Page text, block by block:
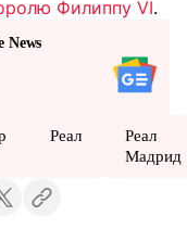
Филиппу VI.
News
Реал
Реал
Мадрид